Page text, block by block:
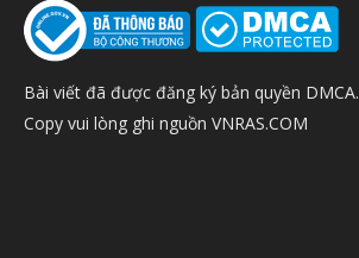
Bài viết đã được đăng ký bản quyền DMCA.
Copy vui lòng ghi nguồn VNRAS.COM